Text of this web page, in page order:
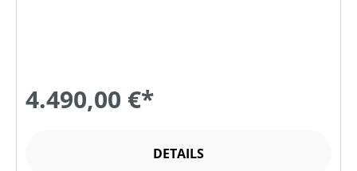
4.490,00 €*
DETAILS